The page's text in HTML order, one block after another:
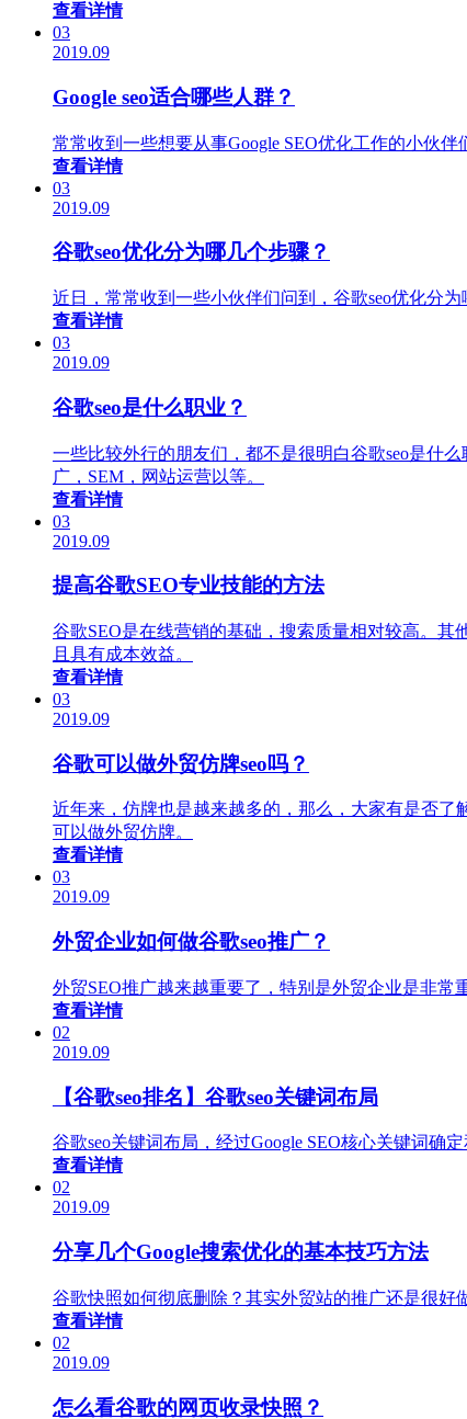
查看详情
03
2019.09
Google seo适合哪些人群？
常常收到一些想要从事Google SEO优化工作的小伙
查看详情
03
2019.09
谷歌seo优化分为哪几个步骤？
近日，常常收到一些小伙伴们问到，谷歌seo优化分
查看详情
03
2019.09
谷歌seo是什么职业？
一些比较外行的朋友们，都不是很明白谷歌seo是什
广，SEM，网站运营以等。
查看详情
03
2019.09
提高谷歌SEO专业技能的方法
谷歌SEO是在线营销的基础，搜索质量相对较高。其
且具有成本效益。
查看详情
03
2019.09
谷歌可以做外贸仿牌seo吗？
近年来，仿牌也是越来越多的，那么，大家有是否了
可以做外贸仿牌。
查看详情
03
2019.09
外贸企业如何做谷歌seo推广？
外贸SEO推广越来越重要了，特别是外贸企业是非常
查看详情
02
2019.09
【谷歌seo排名】谷歌seo关键词布局
谷歌seo关键词布局，经过Google SEO核心关键词确
查看详情
02
2019.09
分享几个Google搜索优化的基本技巧方法
谷歌快照如何彻底删除？其实外贸站的推广还是很好
查看详情
02
2019.09
怎么看谷歌的网页收录快照？